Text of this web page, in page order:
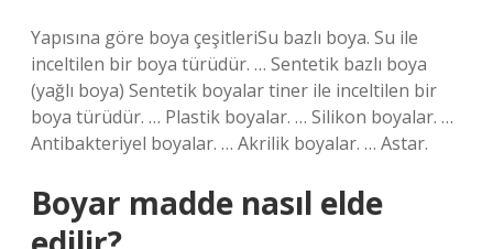
Yapısına göre boya çeşitleriSu bazlı boya. Su ile
inceltilen bir boya türüdür. … Sentetik bazlı boya
(yağlı boya) Sentetik boyalar tiner ile inceltilen bir
boya türüdür. … Plastik boyalar. … Silikon boyalar. …
Antibakteriyel boyalar. … Akrilik boyalar. … Astar.
Boyar madde nasıl elde